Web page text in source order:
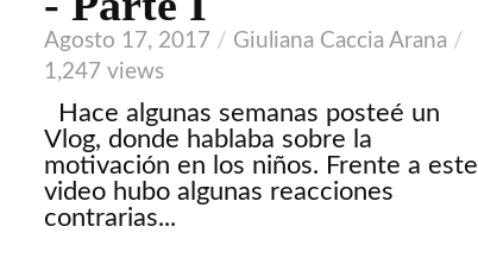
Agosto 17, 2017
Giuliana Caccia Arana
1,247 views
Hace algunas semanas posteé un
Vlog, donde hablaba sobre la
motivación en los niños. Frente a este
video hubo algunas reacciones
contrarias...